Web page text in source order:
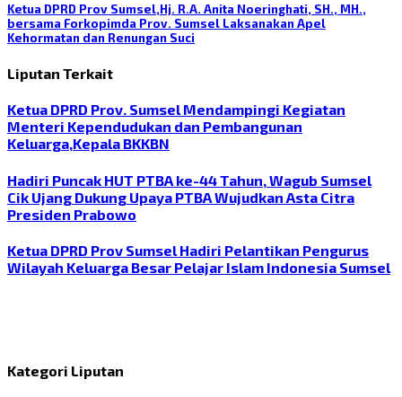
Ketua DPRD Prov Sumsel,Hj. R.A. Anita Noeringhati, SH., MH.,
bersama Forkopimda Prov. Sumsel Laksanakan Apel
Kehormatan dan Renungan Suci
Liputan Terkait
Ketua DPRD Prov. Sumsel Mendampingi Kegiatan
Menteri Kependudukan dan Pembangunan
Keluarga,Kepala BKKBN
Hadiri Puncak HUT PTBA ke-44 Tahun, Wagub Sumsel
Cik Ujang Dukung Upaya PTBA Wujudkan Asta Citra
Presiden Prabowo
Ketua DPRD Prov Sumsel Hadiri Pelantikan Pengurus
Wilayah Keluarga Besar Pelajar Islam Indonesia Sumsel
Kategori Liputan